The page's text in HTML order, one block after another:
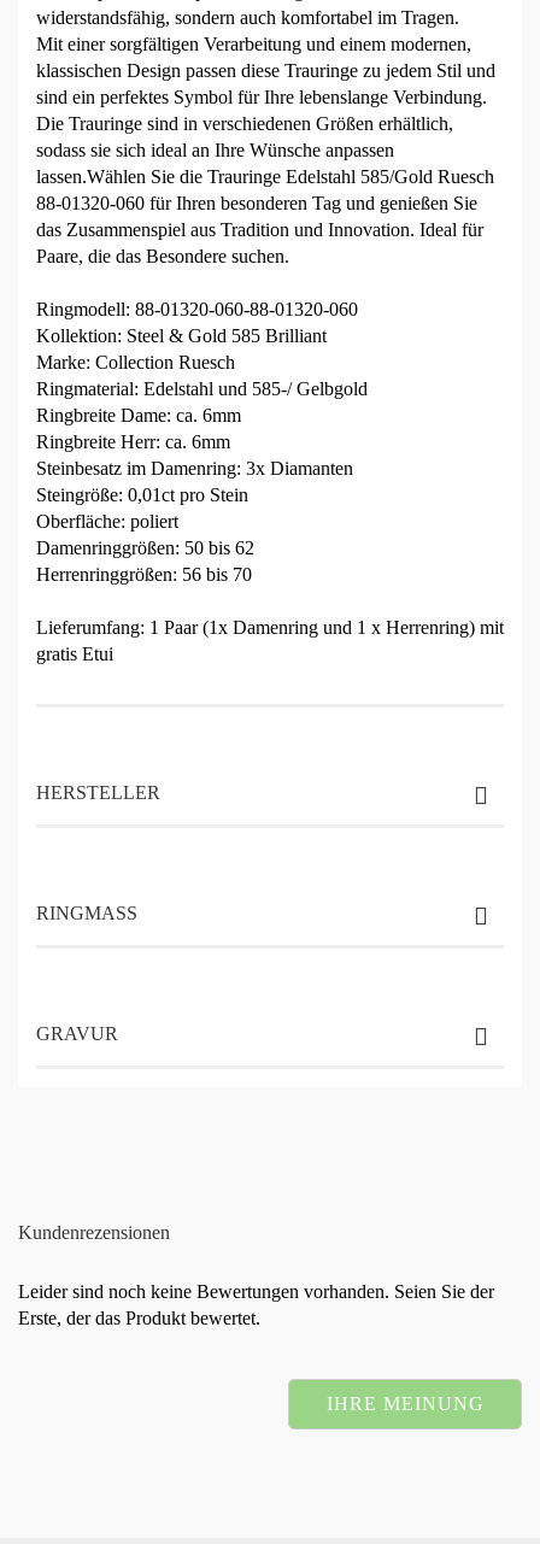
widerstandsfähig, sondern auch komfortabel im Tragen.
Mit einer sorgfältigen Verarbeitung und einem modernen,
klassischen Design passen diese Trauringe zu jedem Stil und
sind ein perfektes Symbol für Ihre lebenslange Verbindung.
Die Trauringe sind in verschiedenen Größen erhältlich,
sodass sie sich ideal an Ihre Wünsche anpassen
lassen.Wählen Sie die Trauringe Edelstahl 585/Gold Ruesch
88-01320-060 für Ihren besonderen Tag und genießen Sie
das Zusammenspiel aus Tradition und Innovation. Ideal für
Paare, die das Besondere suchen.
Ringmodell: 88-01320-060-88-01320-060
Kollektion: Steel & Gold 585 Brilliant
Marke: Collection Ruesch
Ringmaterial: Edelstahl und 585-/ Gelbgold
Ringbreite Dame: ca. 6mm
Ringbreite Herr: ca. 6mm
Steinbesatz im Damenring: 3x Diamanten
Steingröße: 0,01ct pro Stein
Oberfläche: poliert
Damenringgrößen: 50 bis 62
Herrenringgrößen: 56 bis 70
Lieferumfang: 1 Paar (1x Damenring und 1 x Herrenring) mit
gratis Etui
HERSTELLER
RINGMASS
GRAVUR
Kundenrezensionen
Leider sind noch keine Bewertungen vorhanden. Seien Sie der
Erste, der das Produkt bewertet.
IHRE MEINUNG